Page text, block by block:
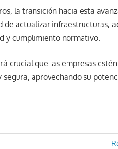
la transición hacia esta
de actualizar infraestructuras,
y cumplimiento normativo.
crucial que las empresas
aprovechando su